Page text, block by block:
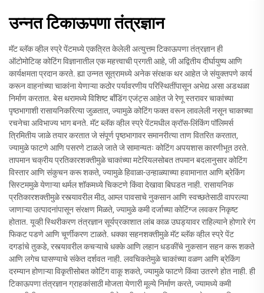
उन्नत टिकाऊपणा तंत्रज्ञान
मॅट ब्लॅक व्हील स्प्रे पेंटमध्ये एकत्रित केलेली अत्युत्तम टिकाऊपणा तंत्रज्ञान ही
ऑटोमोटिव्ह कोटिंग विज्ञानातील एक महत्त्वाची प्रगती आहे, जी अद्वितीय दीर्घायुष्य आणि
कार्यक्षमता प्रदान करते. ह्या उन्नत सूत्रामध्ये अनेक संरक्षक थर आहेत जे संयुक्तपणे कार्य
करून वाहनांच्या चाकांना येणाऱ्या कठोर पर्यावरणीय परिस्थितींपासून अभेद्य असा अडथळा
निर्माण करतात. बेस थरामध्ये विशिष्ट बाँडिंग एजंट्स आहेत जे रेणू स्तरावर चाकांच्या
पृष्ठभागाशी रासायनिकरित्या जुळतात, ज्यामुळे कोटिंग फक्त वरून लावलेली नसून चाकाच्या
रचनेचा अविभाज्य भाग बनते. मॅट ब्लॅक व्हील स्प्रे पेंटमधील क्रॉस-लिंकिंग पॉलिमर्स
त्रिमितीय जाळे तयार करतात जे संपूर्ण पृष्ठभागावर समानरीत्या ताण वितरित करतात,
ज्यामुळे फाटणे आणि पसरणे टाळले जाते जे सामान्यतः कोटिंग अपयशास कारणीभूत ठरते.
तापमान चक्रीय प्रतिकारशक्तीमुळे चाकांच्या मटेरियलसोबत तपमान बदलानुसार कोटिंग
विस्तार आणि संकुचन करू शकते, ज्यामुळे हिवाळा-उन्हाळ्याच्या हवामानात आणि ब्रेकिंग
सिस्टममुळे येणाऱ्या थर्मल शॉकमध्ये चिकटणे किंवा देखावा बिघडत नाही. रासायनिक
प्रतिकारशक्तीमुळे रस्त्यावरील मीठ, आम्ल पावसाचे नुकसान आणि स्वच्छतेसाठी वापरल्या
जाणाऱ्या उत्पादनांपासून संरक्षण मिळते, ज्यामुळे कमी दर्जाच्या कोटिंग्ज लवकर निकृष्ट
होतात. यूव्ही स्थिरीकरण तंत्रज्ञान सूर्यप्रकाशात लांब काळ उघड्यावर राहिल्याने होणारे रंग
फिकट पडणे आणि चूर्णीकरण टाळते. धक्का सहनशक्तीमुळे मॅट ब्लॅक व्हील स्प्रे पेंट
दगडांचे तुकडे, रस्त्यावरील कचऱ्याचे धक्के आणि लहान धडकींचे नुकसान सहन करू शकते
आणि लगेच घासण्याचे संकेत दर्शवत नाही. लवचिकतेमुळे चाकांच्या वळण आणि ब्रेकिंग
दरम्यान होणाऱ्या विकृतीसोबत कोटिंग वाकू शकते, ज्यामुळे फाटणे किंवा उतरणे होत नाही. ही
टिकाऊपणा तंत्रज्ञान ग्राहकांसाठी मोजता येणारी मूल्ये निर्माण करते, ज्यामध्ये कमी